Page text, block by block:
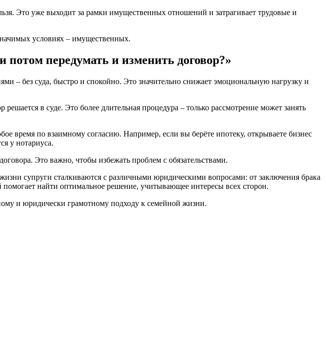
Это уже выходит за рамки имущественных отношений и затрагивает трудовые и
условиях – имущественных.
передумать и изменить договор?»
– без суда, быстро и спокойно. Это значительно снижает эмоциональную нагрузку и
в суде. Это более длительная процедура – только рассмотрение может занять
время по взаимному согласию. Например, если вы берёте ипотеку, открываете бизнес
у нотариуса.
Это важно, чтобы избежать проблем с обязательствами.
супруги сталкиваются с различными юридическими вопросами: от заключения брака
найти оптимальное решение, учитывающее интересы всех сторон.
и юридически грамотному подходу к семейной жизни.